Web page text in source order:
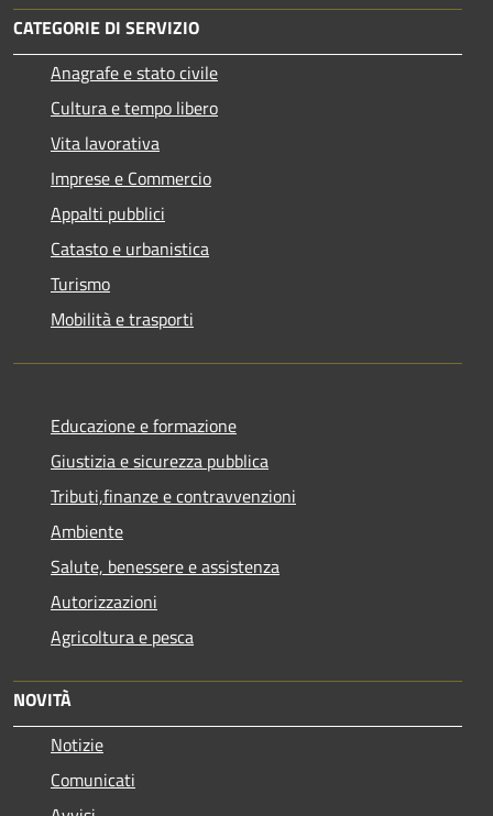
CATEGORIE DI SERVIZIO
Anagrafe e stato civile
Cultura e tempo libero
Vita lavorativa
Imprese e Commercio
Appalti pubblici
Catasto e urbanistica
Turismo
Mobilità e trasporti
Educazione e formazione
Giustizia e sicurezza pubblica
Tributi,finanze e contravvenzioni
Ambiente
Salute, benessere e assistenza
Autorizzazioni
Agricoltura e pesca
NOVITÀ
Notizie
Comunicati